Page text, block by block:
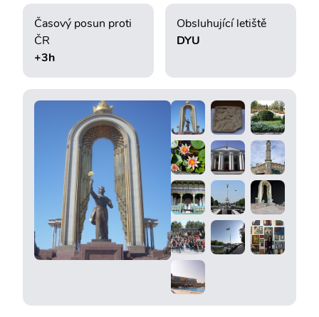
Časový posun proti
ČR
+3h
Obsluhující letiště
DYU